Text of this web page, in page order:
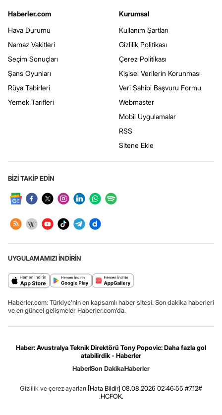
Haberler.com
Hava Durumu
Namaz Vakitleri
Seçim Sonuçları
Şans Oyunları
Rüya Tabirleri
Yemek Tarifleri
Kurumsal
Kullanım Şartları
Gizlilik Politikası
Çerez Politikası
Kişisel Verilerin Korunması
Veri Sahibi Başvuru Formu
Webmaster
Mobil Uygulamalar
RSS
Sitene Ekle
BİZİ TAKİP EDİN
UYGULAMAMIZI İNDİRİN
Haberler.com: Türkiye’nin en kapsamlı haber sitesi. Son dakika haberleri
ve en güncel gelişmeler Haberler.com’da.
Haber: Avustralya Teknik Direktörü Tony Popovic: Daha fazla gol
atabilirdik - Haberler
HaberSon DakikaHaberler
Gizlilik ve çerez ayarları [Hata Bildir] 08.08.2026 02:46:55 #7.12#
.HCFOK.